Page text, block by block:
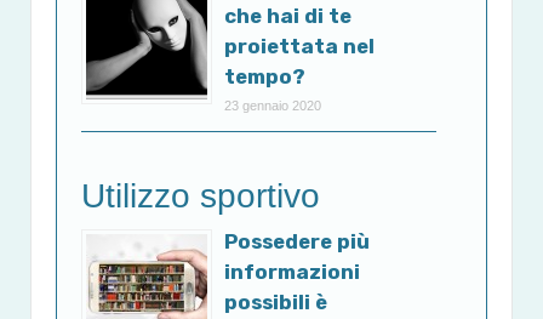
che hai di te
proiettata nel
tempo?
23 gennaio 2020
Utilizzo sportivo
Possedere più
informazioni
possibili è